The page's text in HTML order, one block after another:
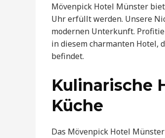
Mövenpick Hotel Münster
Uhr erfüllt werden. Unsere
modernen Unterkunft.
in diesem charmanten Hotel,
befindet.
Kulinarische
Küche
Das Mövenpick Hotel